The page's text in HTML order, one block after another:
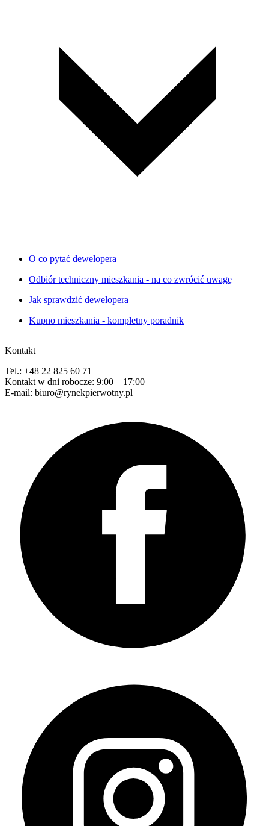
O co pytać dewelopera
Odbiór techniczny mieszkania - na co zwrócić uwagę
Jak sprawdzić dewelopera
Kupno mieszkania - kompletny poradnik
Kontakt
Tel.: +48 22 825 60 71
Kontakt w dni robocze: 9:00 – 17:00
E-mail: biuro@rynekpierwotny.pl